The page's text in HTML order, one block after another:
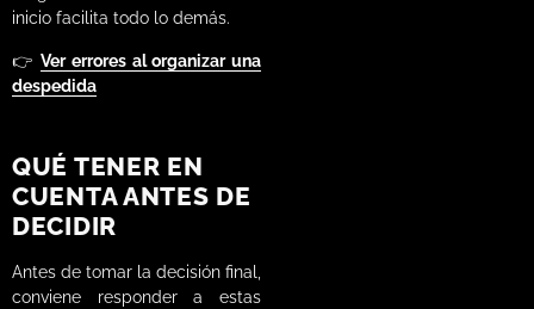
inicio facilita todo lo demás.
👉Ver errores al organizar una
despedida
QUÉ TENER EN
CUENTA ANTES DE
DECIDIR
Antes de tomar la decisión final,
conviene responder a estas